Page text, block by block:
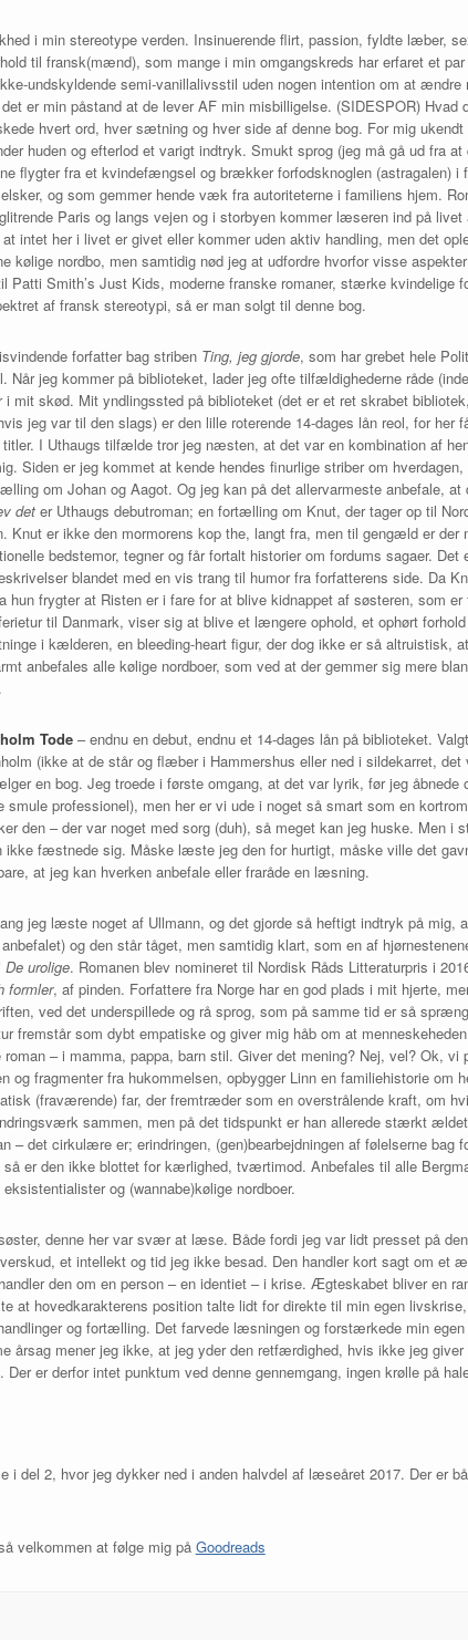
i min stereotype verden. Insinuerende flirt, passion, fyldte læber,
til fransk(mænd), som mange i min omgangskreds har erfaret et
undskyldende semi-vanillalivsstil uden nogen intention om at
er min påstand at de lever AF min misbilligelse. (SIDESPOR) Hvad
hvert ord, hver sætning og hver side af denne bog. For mig
huden og efterlod et varigt indtryk. Smukt sprog (jeg må gå ud fra
flygter fra et kvindefængsel og brækker forfodsknoglen (astragalen) i
og som gemmer hende væk fra autoriteterne i familiens hjem.
Paris og langs vejen og i storbyen kommer læseren ind på
intet her i livet er givet eller kommer uden aktiv handling, men det
kølige nordbo, men samtidig nød jeg at udfordre hvorfor visse
Smith’s Just Kids, moderne franske romaner, stærke kvindelige
af fransk stereotypi, så er man solgt til denne bog.
forfatter bag striben Ting, jeg gjorde, som har grebet hele
jeg kommer på biblioteket, lader jeg ofte tilfældighederne råde
mit skød. Mit yndlingssted på biblioteket (det er et ret skrabet
jeg var til den slags) er den lille roterende 14-dages lån reol, for her
I Uthaugs tilfælde tror jeg næsten, at det var en kombination af
Siden er jeg kommet at kende hendes finurlige striber om hverdagen,
om Johan og Aagot. Og jeg kan på det allervarmeste anbefale,
deter Uthaugs debutroman; en fortælling om Knut, der tager op til
Knut er ikke den mormorens kop the, langt fra, men til gengæld er der
bedstemor, tegner og får fortalt historier om fordums sagaer.
blandet med en vis trang til humor fra forfatterens side. Da
hun frygter at Risten er i fare for at blive kidnappet af søsteren, som
til Danmark, viser sig at blive et længere ophold, et ophørt
i kælderen, en bleeding-heart figur, der dog ikke er så altruistisk,
anbefales alle kølige nordboer, som ved at der gemmer sig mere
Tode– endnu en debut, endnu et 14-dages lån på biblioteket.
(ikke at de står og flæber i Hammershus eller ned i sildekarret, det
en bog. Jeg troede i første omgang, at det var lyrik, før jeg
professionel), men her er vi ude i noget så smart som en
den – der var noget med sorg (duh), så meget kan jeg huske. Men i
fæstnede sig. Måske læste jeg den for hurtigt, måske ville det
at jeg kan hverken anbefale eller fraråde en læsning.
jeg læste noget af Ullmann, og det gjorde så heftigt indtryk på mig,
og den står tåget, men samtidig klart, som en af
De urolige. Romanen blev nomineret til Nordisk Råds Litteraturpris i
formler, af pinden. Forfattere fra Norge har en god plads i mit hjerte,
ved det underspillede og rå sprog, som på samme tid er så
fremstår som dybt empatiske og giver mig håb om at
– i mamma, pappa, barn stil. Giver det mening? Nej, vel? Ok, vi
og fragmenter fra hukommelsen, opbygger Linn en familiehistorie om
(fraværende) far, der fremtræder som en overstrålende kraft, om
sammen, men på det tidspunkt er han allerede stærkt
– det cirkulære er; erindringen, (gen)bearbejdningen af følelserne bag
er den ikke blottet for kærlighed, tværtimod. Anbefales til alle
og (wannabe)kølige nordboer.
denne her var svær at læse. Både fordi jeg var lidt presset på
et intellekt og tid jeg ikke besad. Den handler kort sagt om et
den om en person – en identiet – i krise. Ægteskabet bliver en
at hovedkarakterens position talte lidt for direkte til min egen
og fortælling. Det farvede læsningen og forstærkede min
årsag mener jeg ikke, at jeg yder den retfærdighed, hvis ikke jeg
er derfor intet punktum ved denne gennemgang, ingen krølle på
i del 2, hvor jeg dykker ned i anden halvdel af læseåret 2017. Der er
velkommen at følge mig på Goodreads